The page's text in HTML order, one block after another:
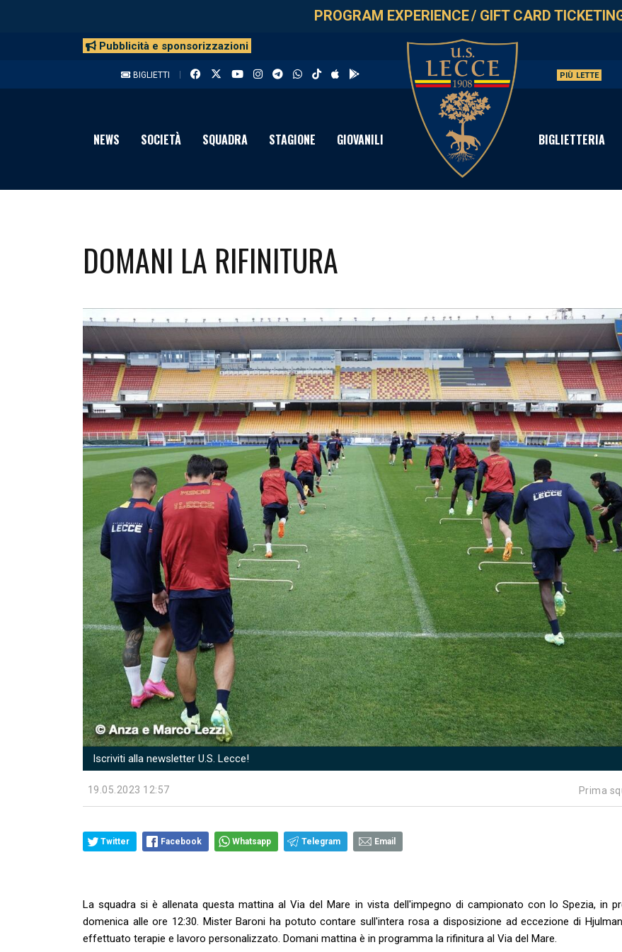
PROGRAM EXPERIENCE/ GIFT CARD
Pubblicità e sponsorizzazioni
BIGLIETTI PIÙ LETTE
NEWS SOCIETÀ SQUADRA STAGIONE GIOVANILI BIGLIETTERIA
DOMANI LA RIFINITURA
Iscriviti alla newsletter U.S. Lecce!
19.05.2023 12:57 Prima
Twitter Facebook Whatsapp Telegram Email
La squadra si è allenata questa mattina al Via del Mare in vista dell'impegno di campionato con lo Spezia, in
domenica alle ore 12:30. Mister Baroni ha potuto contare sull'intera rosa a disposizione ad eccezione di
effettuato terapie e lavoro personalizzato. Domani mattina è in programma la rifinitura al Via del Mare.